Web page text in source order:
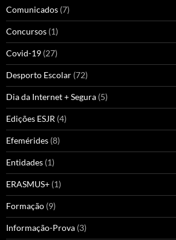
Comunicados (7)
Concursos (1)
Covid-19 (27)
Desporto Escolar (72)
Dia da Internet + Segura (5)
Edições ESJR (4)
Efemérides (8)
Entidades (1)
ERASMUS+ (1)
Formação (9)
Informação-Prova (3)